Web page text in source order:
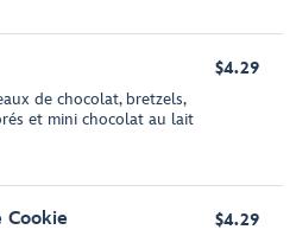
de chocolat, bretzels,
et mini chocolat au lait
$4.29
Cookie $4.29